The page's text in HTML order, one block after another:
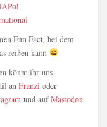
Fun Fact, bei dem
reißen kann
könnt ihr uns
an Franzi oder
und aufMastodon